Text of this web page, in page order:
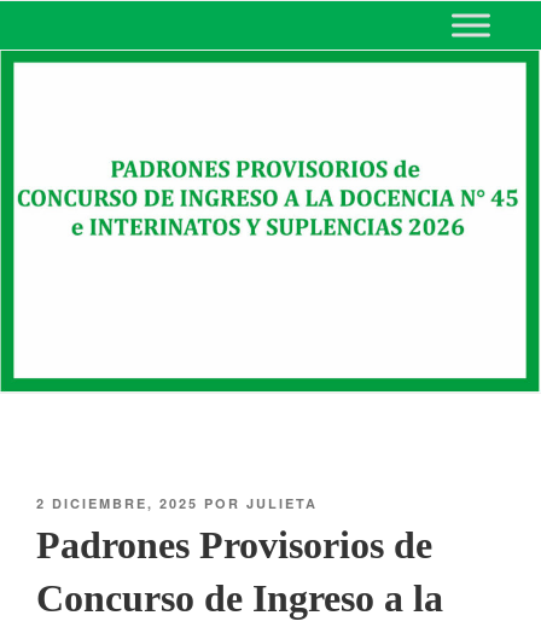
MINISTERIO DE EDUCACIÓN
DE CORRIENTES
2 DICIEMBRE, 2025 POR JULIETA
Padrones Provisorios de
Concurso de Ingreso a la